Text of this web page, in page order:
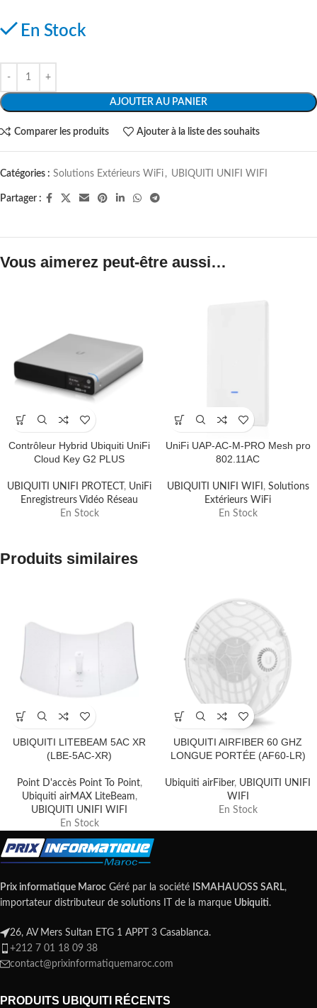
En Stock
AJOUTER AU PANIER
Comparer les produits Ajouter à la liste des souhaits
Catégories : Solutions Extérieurs WiFi , UBIQUITI UNIFI WIFI
Partager :
Vous aimerez peut-être aussi…
Contrôleur Hybrid Ubiquiti UniFi
Cloud Key G2 PLUS
UBIQUITI UNIFI PROTECT , UniFi
Enregistreurs Vidéo Réseau
En Stock
UniFi UAP-AC-M-PRO Mesh pro
802.11AC
UBIQUITI UNIFI WIFI , Solutions
Extérieurs WiFi
En Stock
Produits similaires
UBIQUITI LITEBEAM 5AC XR
(LBE-5AC-XR)
Point D'accès Point To Point,
Ubiquiti airMAX LiteBeam,
UBIQUITI UNIFI WIFI
En Stock
UBIQUITI AIRFIBER 60 GHZ
LONGUE PORTÉE (AF60-LR)
Ubiquiti airFiber, UBIQUITI UNIFI
WIFI
En Stock
Prix informatique Maroc Géré par la société ISMAHAUOSS SARL,
importateur distributeur de solutions IT de la marque Ubiquiti.
26, AV Mers Sultan ETG 1 APPT 3 Casablanca.
+212 7 01 18 09 38
contact@prixinformatiquemaroc.com
PRODUITS UBIQUITI RÉCENTS